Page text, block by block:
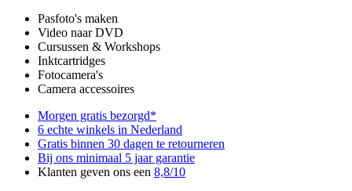
Pasfoto's maken
Video naar DVD
Cursussen & Workshops
Inktcartridges
Fotocamera's
Camera accessoires
Morgen gratis bezorgd*
6 echte winkels in Nederland
Gratis binnen 30 dagen te retourneren
Bij ons minimaal 5 jaar garantie
Klanten geven ons een 8,8/10